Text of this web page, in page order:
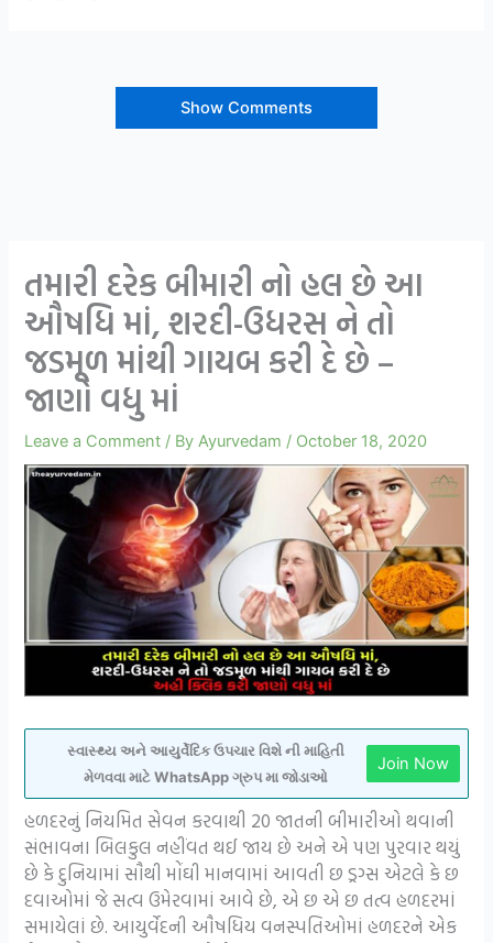
Show Comments
તમારી દરેક બીમારી નો હલ છે આ
ઔષધિ માં, શરદી-ઉધરસ ને તો
જડમૂળ માંથી ગાયબ કરી દે છે –
જાણો વધુ માં
Leave a Comment / ByAyurvedam / October 18, 2020
સ્વાસ્થ્ય અને આયુર્વેદિક ઉપચાર વિશે ની માહિતી
મેળવવા માટે WhatsApp ગ્રુપ મા જોડાઓ
Join Now
હળદરનું નિયમિત સેવન કરવાથી 20 જાતની બીમારીઓ થવાની
સંભાવના બિલકુલ નહીંવત થઈ જાય છે અને એ પણ પુરવાર થયું
છે કે દુનિયામાં સૌથી મોંઘી માનવામાં આવતી છ ડ્રગ્સ એટલે કે છ
દવાઓમાં જે સત્વ ઉમેરવામાં આવે છે, એ છ એ છ તત્વ હળદરમાં
સમાયેલાં છે. આયુર્વેદની ઔષધિય વનસ્પતિઓમાં હળદરને એક